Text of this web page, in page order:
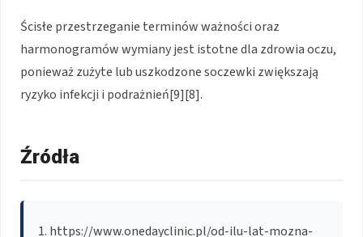
Ścisłe przestrzeganie terminów ważności oraz
harmonogramów wymiany jest istotne dla zdrowia oczu,
ponieważ zużyte lub uszkodzone soczewki zwiększają
ryzyko infekcji i podrażnień[9][8].
Źródła
https://www.onedayclinic.pl/od-ilu-lat-mozna-